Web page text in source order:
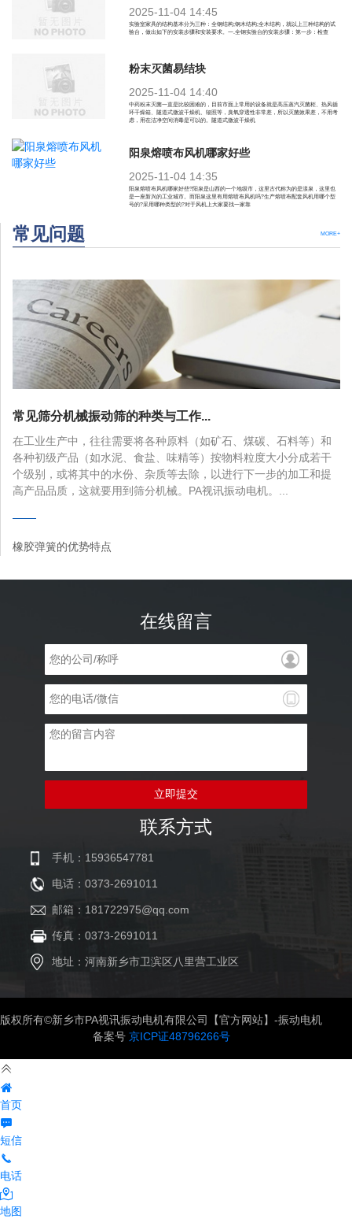
2025-11-04 14:45
实验室家具的结构基本分为三种：全钢结构;钢木结构;全木结构，就以上三种结构的试
验台，做出如下的安装步骤和安装要求。一.全钢实验台的安装步骤：第一步：检查
粉末灭菌易结块
2025-11-04 14:40
中药粉末灭菌一直是比较困难的，目前市面上常用的设备就是高压蒸汽灭菌柜、热风循
环干燥箱、隧道式微波干燥机、辐照等，臭氧穿透性非常差，所以灭菌效果差，不用考
虑，用在洁净空间消毒是可以的。隧道式微波干燥机
阳泉熔喷布风机哪家好些
2025-11-04 14:35
阳泉熔喷布风机哪家好些?阳泉是山西的一个地级市，这里古代称为的是漾泉，这里也
是一座新兴的工业城市。而阳泉这里有用熔喷布风机吗?生产熔喷布配套风机用哪个型
号的?采用哪种类型的?对于风机上大家要找一家靠
常见问题 MORE+
常见筛分机械振动筛的种类与工作...
在工业生产中，往往需要将各种原料（如矿石、煤碳、石料等）和
各种初级产品（如水泥、食盐、味精等）按物料粒度大小分成若干
个级别，或将其中的水份、杂质等去除，以进行下一步的加工和提
高产品品质，这就要用到筛分机械。PA视讯振动电机。...
橡胶弹簧的优势特点
在线留言
立即提交
联系方式
手机：15936547781
电话：0373-2691011
邮箱：181722975@qq.com
传真：0373-2691011
地址：河南新乡市卫滨区八里营工业区
版权所有©新乡市PA视讯振动电机有限公司【官方网站】-振动电机
备案号 京ICP证48796266号
首页
短信
电话
地图